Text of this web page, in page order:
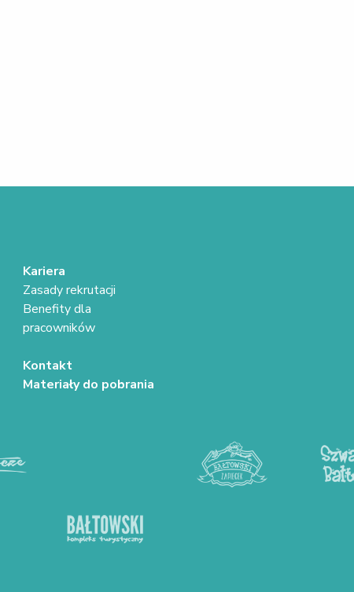
Kariera
Zasady rekrutacji
Benefity dla
pracowników
Kontakt
Materiały do pobrania